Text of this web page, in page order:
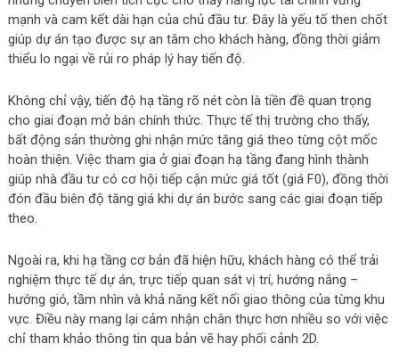
mạnh và cam kết dài hạn của chủ đầu tư. Đây là yếu tố then chốt
giúp dự án tạo được sự an tâm cho khách hàng, đồng thời giảm
thiểu lo ngại về rủi ro pháp lý hay tiến độ.
Không chỉ vậy, tiến độ hạ tầng rõ nét còn là tiền đề quan trọng
cho giai đoạn mở bán chính thức. Thực tế thị trường cho thấy,
bất động sản thường ghi nhận mức tăng giá theo từng cột mốc
hoàn thiện. Việc tham gia ở giai đoạn hạ tầng đang hình thành
giúp nhà đầu tư có cơ hội tiếp cận mức giá tốt (giá F0), đồng thời
đón đầu biên độ tăng giá khi dự án bước sang các giai đoạn tiếp
theo.
Ngoài ra, khi hạ tầng cơ bản đã hiện hữu, khách hàng có thể trải
nghiệm thực tế dự án, trực tiếp quan sát vị trí, hướng nắng –
hướng gió, tầm nhìn và khả năng kết nối giao thông của từng khu
vực. Điều này mang lại cảm nhận chân thực hơn nhiều so với việc
chỉ tham khảo thông tin qua bản vẽ hay phối cảnh 2D.